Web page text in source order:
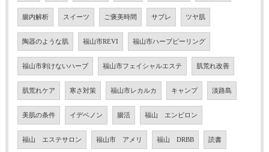
腸内解析 スイーツ ご褒美時間 サブレ ツヤ肌
陶器のような肌 福山市REVI 福山市ハーブピーリング
福山市剥けないハーブ 福山市フェイシャルエステ 肌荒れ改善
肌荒れケア 寒さ対策 福山市レカルカ キャンプ 淡路島
美肌の条件 イデベノン 腸活 福山 エンビロン
福山 エステサロン 福山市 アメリ 福山 DRBB 読書